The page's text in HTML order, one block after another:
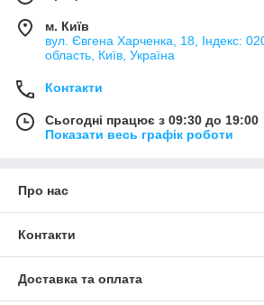
м. Київ
вул. Євгена Харченка, 18, Індекс:
область, Київ, Україна
Контакти
Сьогодні працює з 09:30 до 19:00
Показати весь графік роботи
Про нас
Контакти
Доставка та оплата